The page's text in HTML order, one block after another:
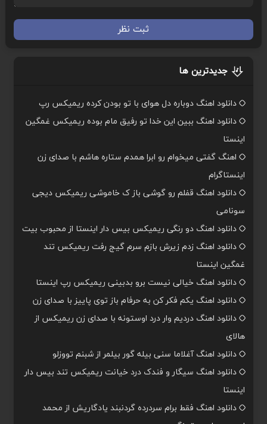
ثبت نظر
جدیدترین ها
دانلود اهنگ دوباره دل هوای با تو بودن کرده ریمیکس رپ
دانلود اهنگ ببین این خدا تو رفیق مام بوده ریمیکس غمگین
اینستا
اهنگ گفتی میخوام رو ابرا همدم ستاره هاشم با صدای زن
اینستاگرام
دانلود اهنگ قفلم رو گوشی باز ک خاموشی ریمیکس دیجی
سونامی
دانلود اهنگ دو رنگی ریمیکس بیس دار اینستا از محبوب بیت
دانلود اهنگ زدم زیرش بازم سرم گیج رفت ریمیکس تند
غمگین اینستا
دانلود اهنگ خیالی نیست برو بدبینی ریمیکس رپ اینستا
دانلود اهنگ یکم فکر کن به حرفام باز توی پاییز با صدای زن
دانلود اهنگ دردیم وار درد اوستونه با صدای زن ریمیکس از
هالای
دانلود اهنگ آغلاما سنی بیله گور بیلمر از شبنم تووزلو
دانلود اهنگ سیگار و فندک درد خیانت ریمیکس تند بیس دار
اینستا
دانلود اهنگ فقط برام سردرده گردنبند یادگاریش از محمد